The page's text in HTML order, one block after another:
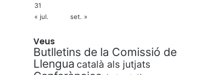
31
« jul.
set. »
Veus
Butlletins de la Comissió de
Llengua català als jutjats